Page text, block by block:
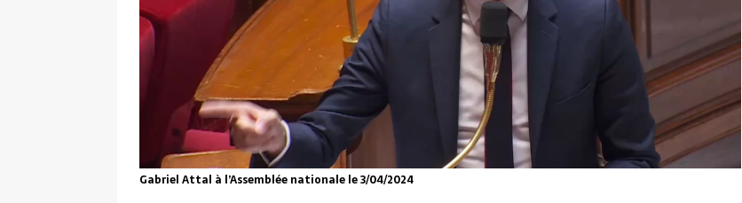
Gabriel Attal à l’Assemblée nationale le 3/04/2024